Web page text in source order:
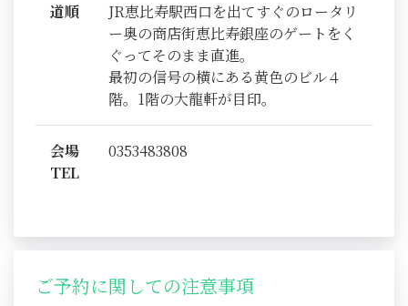
道順
JR恵比寿駅西口を出てすぐのロータリ
ー奥の商店街恵比寿銀座のゲートをく
ぐってそのまま直進。
最初の信号の横にある黄色のビル４
階。1階の大龍軒が目印。
会場
TEL
0353483808
ご予約に関しての注意事項